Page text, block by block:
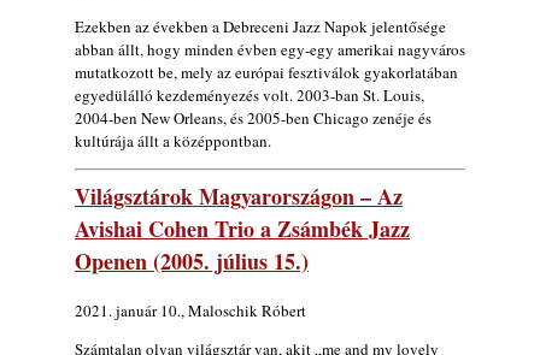
Ezekben az években a Debreceni Jazz Napok jelentősége
abban állt, hogy minden évben egy-egy amerikai nagyváros
mutatkozott be, mely az európai fesztiválok gyakorlatában
egyedülálló kezdeményezés volt. 2003-ban St. Louis,
2004-ben New Orleans, és 2005-ben Chicago zenéje és
kultúrája állt a középpontban.
Világsztárok Magyarországon – Az
Avishai Cohen Trio a Zsámbék Jazz
Openen (2005. július 15.)
2021. január 10., Maloschik Róbert
Számtalan olyan világsztár van, akit „me and my lovely